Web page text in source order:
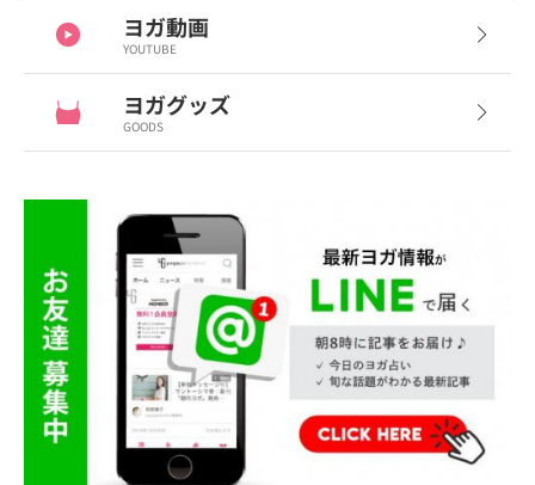
ヨガ動画
YOUTUBE
ヨガグッズ
GOODS